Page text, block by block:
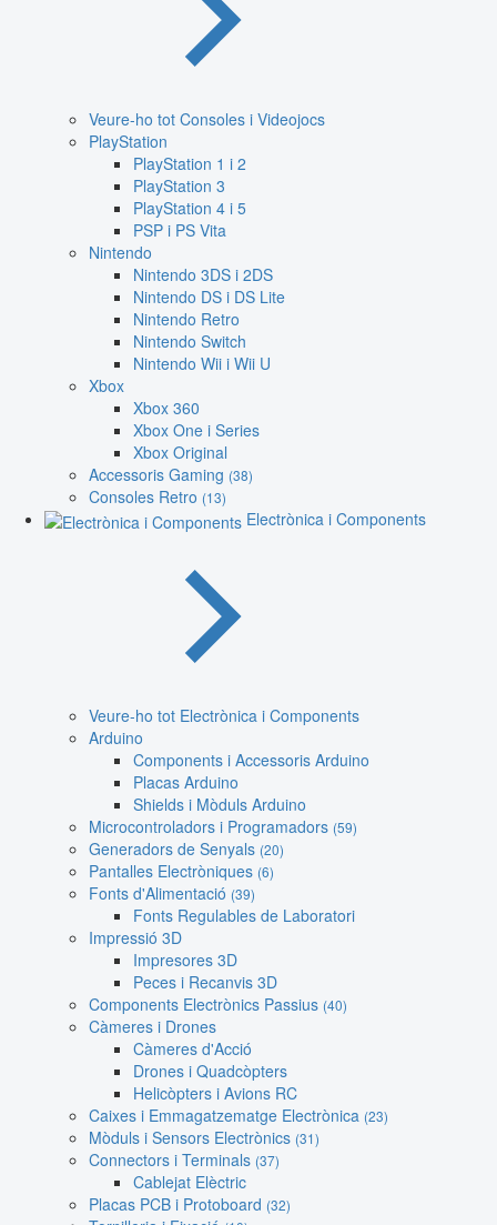
Veure-ho tot Consoles i Videojocs
PlayStation
PlayStation 1 i 2
PlayStation 3
PlayStation 4 i 5
PSP i PS Vita
Nintendo
Nintendo 3DS i 2DS
Nintendo DS i DS Lite
Nintendo Retro
Nintendo Switch
Nintendo Wii i Wii U
Xbox
Xbox 360
Xbox One i Series
Xbox Original
Accessoris Gaming (38)
Consoles Retro (13)
Electrònica i Components
Veure-ho tot Electrònica i Components
Arduino
Components i Accessoris Arduino
Placas Arduino
Shields i Mòduls Arduino
Microcontroladors i Programadors (59)
Generadors de Senyals (20)
Pantalles Electròniques (6)
Fonts d'Alimentació (39)
Fonts Regulables de Laboratori
Impressió 3D
Impresores 3D
Peces i Recanvis 3D
Components Electrònics Passius (40)
Càmeres i Drones
Càmeres d'Acció
Drones i Quadcòpters
Helicòpters i Avions RC
Caixes i Emmagatzematge Electrònica (23)
Mòduls i Sensors Electrònics (31)
Connectors i Terminals (37)
Cablejat Elèctric
Placas PCB i Protoboard (32)